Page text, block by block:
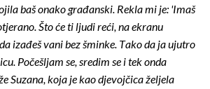
baš onako građanski. Rekla mi je: 'Imaš
Što će ti ljudi reći, na ekranu
izađeš vani bez šminke. Tako da ja ujutro
Počešljam se, sredim se i tek onda
Suzana, koja je kao djevojčica željela